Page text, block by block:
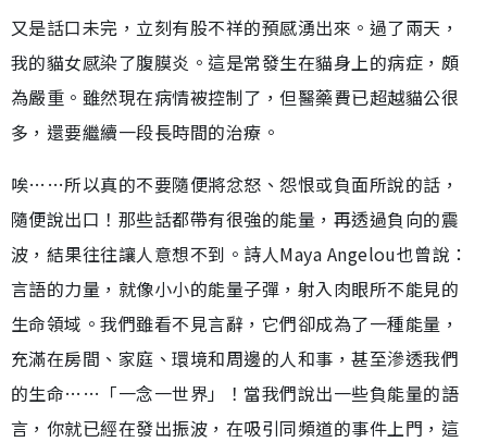
又是話口未完，立刻有股不祥的預感湧出來。過了兩天，
我的貓女感染了腹膜炎。這是常發生在貓身上的病症，頗
為嚴重。雖然現在病情被控制了，但醫藥費已超越貓公很
多，還要繼續一段長時間的治療。
唉……所以真的不要隨便將忿怒、怨恨或負面所說的話，
隨便說出口！那些話都帶有很強的能量，再透過負向的震
波，結果往往讓人意想不到。詩人Maya Angelou也曾說：
言語的力量，就像小小的能量子彈，射入肉眼所不能見的
生命領域。我們雖看不見言辭，它們卻成為了一種能量，
充滿在房間、家庭、環境和周邊的人和事，甚至滲透我們
的生命……「一念一世界」！當我們說出一些負能量的語
言，你就已經在發出振波，在吸引同頻道的事件上門，這